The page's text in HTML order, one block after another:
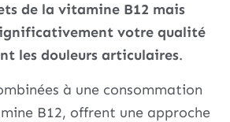
de la vitamine B12 mais
votre qualité
les douleurs articulaires.
à une consommation
B12, offrent une approche